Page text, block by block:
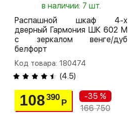
в наличии: 7 шт.
Распашной шкаф 4-х
дверный Гармония ШК 602 М
с зеркалом венге/дуб
белфорт
Код товара: 180474
(4.5)
108390
Р
-35 %
166 750